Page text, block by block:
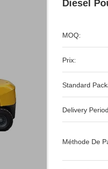
Diesel
MOQ:
Prix:
Standard
Delivery
Méthode De